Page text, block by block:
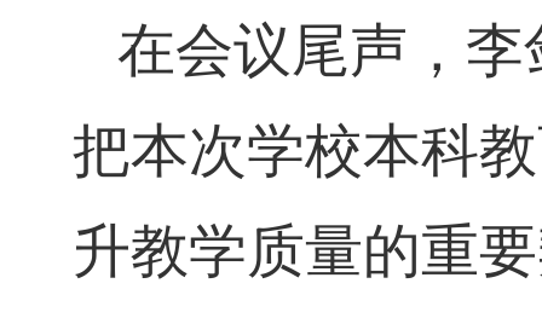
在会议尾声，
把本次学校本科
升教学质量的重